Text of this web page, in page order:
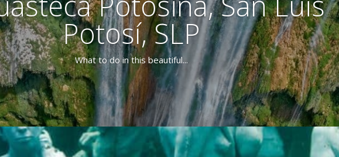
Potosí, SLP
What to do in this beautiful...